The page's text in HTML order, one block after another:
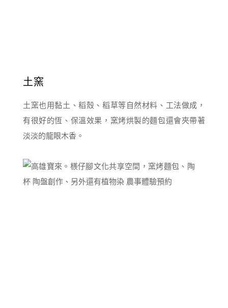
土窯
土窯也用黏土、稻殼、稻草等自然材料、工法做成，
有很好的恆、保溫效果，窯烤烘製的麵包還會夾帶著
淡淡的龍眼木香。